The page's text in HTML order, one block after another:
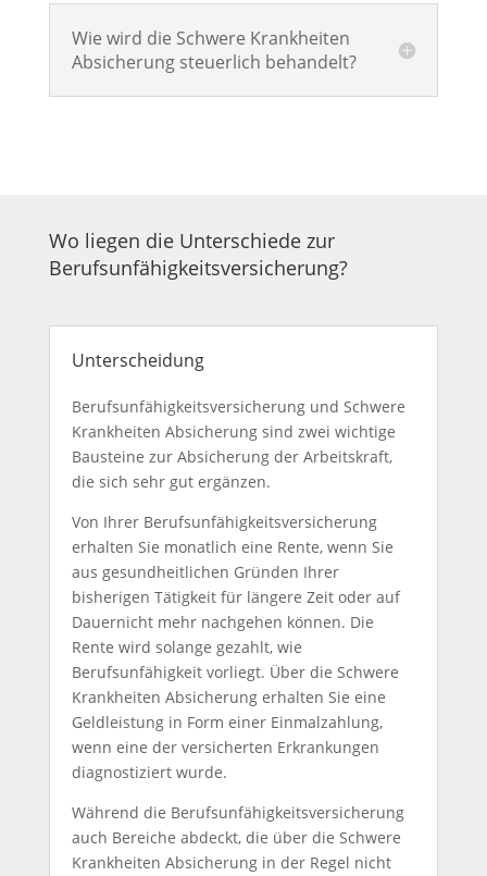
Wie wird die Schwere Krankheiten
Absicherung steuerlich behandelt?
Wo liegen die Unterschiede zur
Berufsunfähigkeitsversicherung?
Unterscheidung
Berufsunfähigkeitsversicherung und Schwere
Krankheiten Absicherung sind zwei wichtige
Bausteine zur Absicherung der Arbeitskraft,
die sich sehr gut ergänzen.
Von Ihrer Berufsunfähigkeitsversicherung
erhalten Sie monatlich eine Rente, wenn Sie
aus gesundheitlichen Gründen Ihrer
bisherigen Tätigkeit für längere Zeit oder auf
Dauernicht mehr nachgehen können. Die
Rente wird solange gezahlt, wie
Berufsunfähigkeit vorliegt. Über die Schwere
Krankheiten Absicherung erhalten Sie eine
Geldleistung in Form einer Einmalzahlung,
wenn eine der versicherten Erkrankungen
diagnostiziert wurde.
Während die Berufsunfähigkeitsversicherung
auch Bereiche abdeckt, die über die Schwere
Krankheiten Absicherung in der Regel nicht